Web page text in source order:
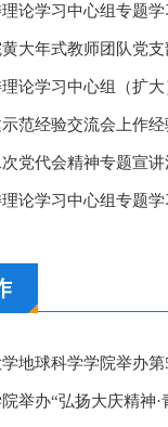
论学习中心组专题学
范经验交流会上作
党代会精神专题宣讲
论学习中心组专题学